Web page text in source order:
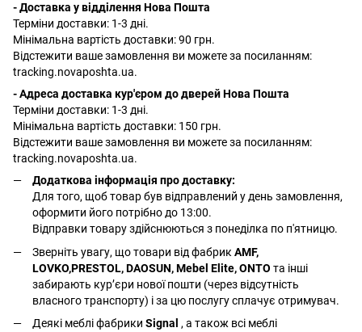
- Доставка у відділення Нова Пошта
Терміни доставки: 1-3 дні.
Мінімальна вартість доставки: 90 грн.
Відстежити ваше замовлення ви можете за посиланням:
tracking.novaposhta.ua.
- Адреса доставка кур'єром до дверей Нова Пошта
Терміни доставки: 1-3 дні.
Мінімальна вартість доставки: 150 грн.
Відстежити ваше замовлення ви можете за посиланням:
tracking.novaposhta.ua.
Додаткова інформація про доставку:
Для того, щоб товар був відправлений у день замовлення,
оформити його потрібно до 13:00.
Відправки товару здійснюються з понеділка по п'ятницю.
Зверніть увагу, що товари від фабрик AMF,
LOVKO,PRESTOL, DAOSUN, Mebel Elite, ONTO та інші
забирають курʼєри нової пошти (через відсутність
власного транспорту) і за цю послугу сплачує отримувач.
Деякі меблі фабрики Signal , а також всі меблі